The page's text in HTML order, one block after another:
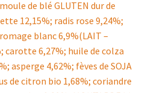
de blé GLUTEN dur de
12,15%; radis rose 9,24%;
blanc 6,9%(LAIT –
carotte 6,27%; huile de colza
asperge 4,62%; fèves de SOJA
de citron bio 1,68%; coriandre